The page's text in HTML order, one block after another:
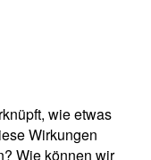
wie etwas
Wirkungen
Wie können wir